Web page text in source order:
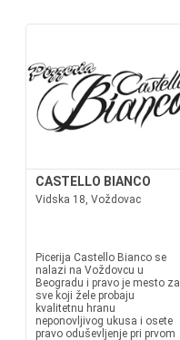
CASTELLO BIANCO
Vidska 18, Voždovac
Picerija Castello Bianco se
nalazi na Voždovcu u
Beogradu i pravo je mesto za
sve koji žele probaju
kvalitetnu hranu
neponovljivog ukusa i osete
pravo oduševljenje pri prvom